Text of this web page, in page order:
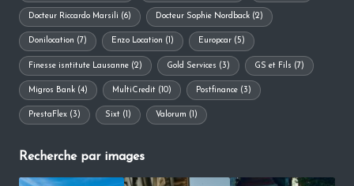
Docteur Riccardo Marsili (6) Docteur Sophie Nordback(2)
Donilocation (7) Enzo Location (1) Europcar(5)
Finesse isntitute Lausanne (2) Gold Services (3) GS et Fils (7)
Migros Bank (4) MultiCredit(10) Postfinance(3)
PrestaFlex (3) Sixt(1) Valorum (1)
Recherche par images